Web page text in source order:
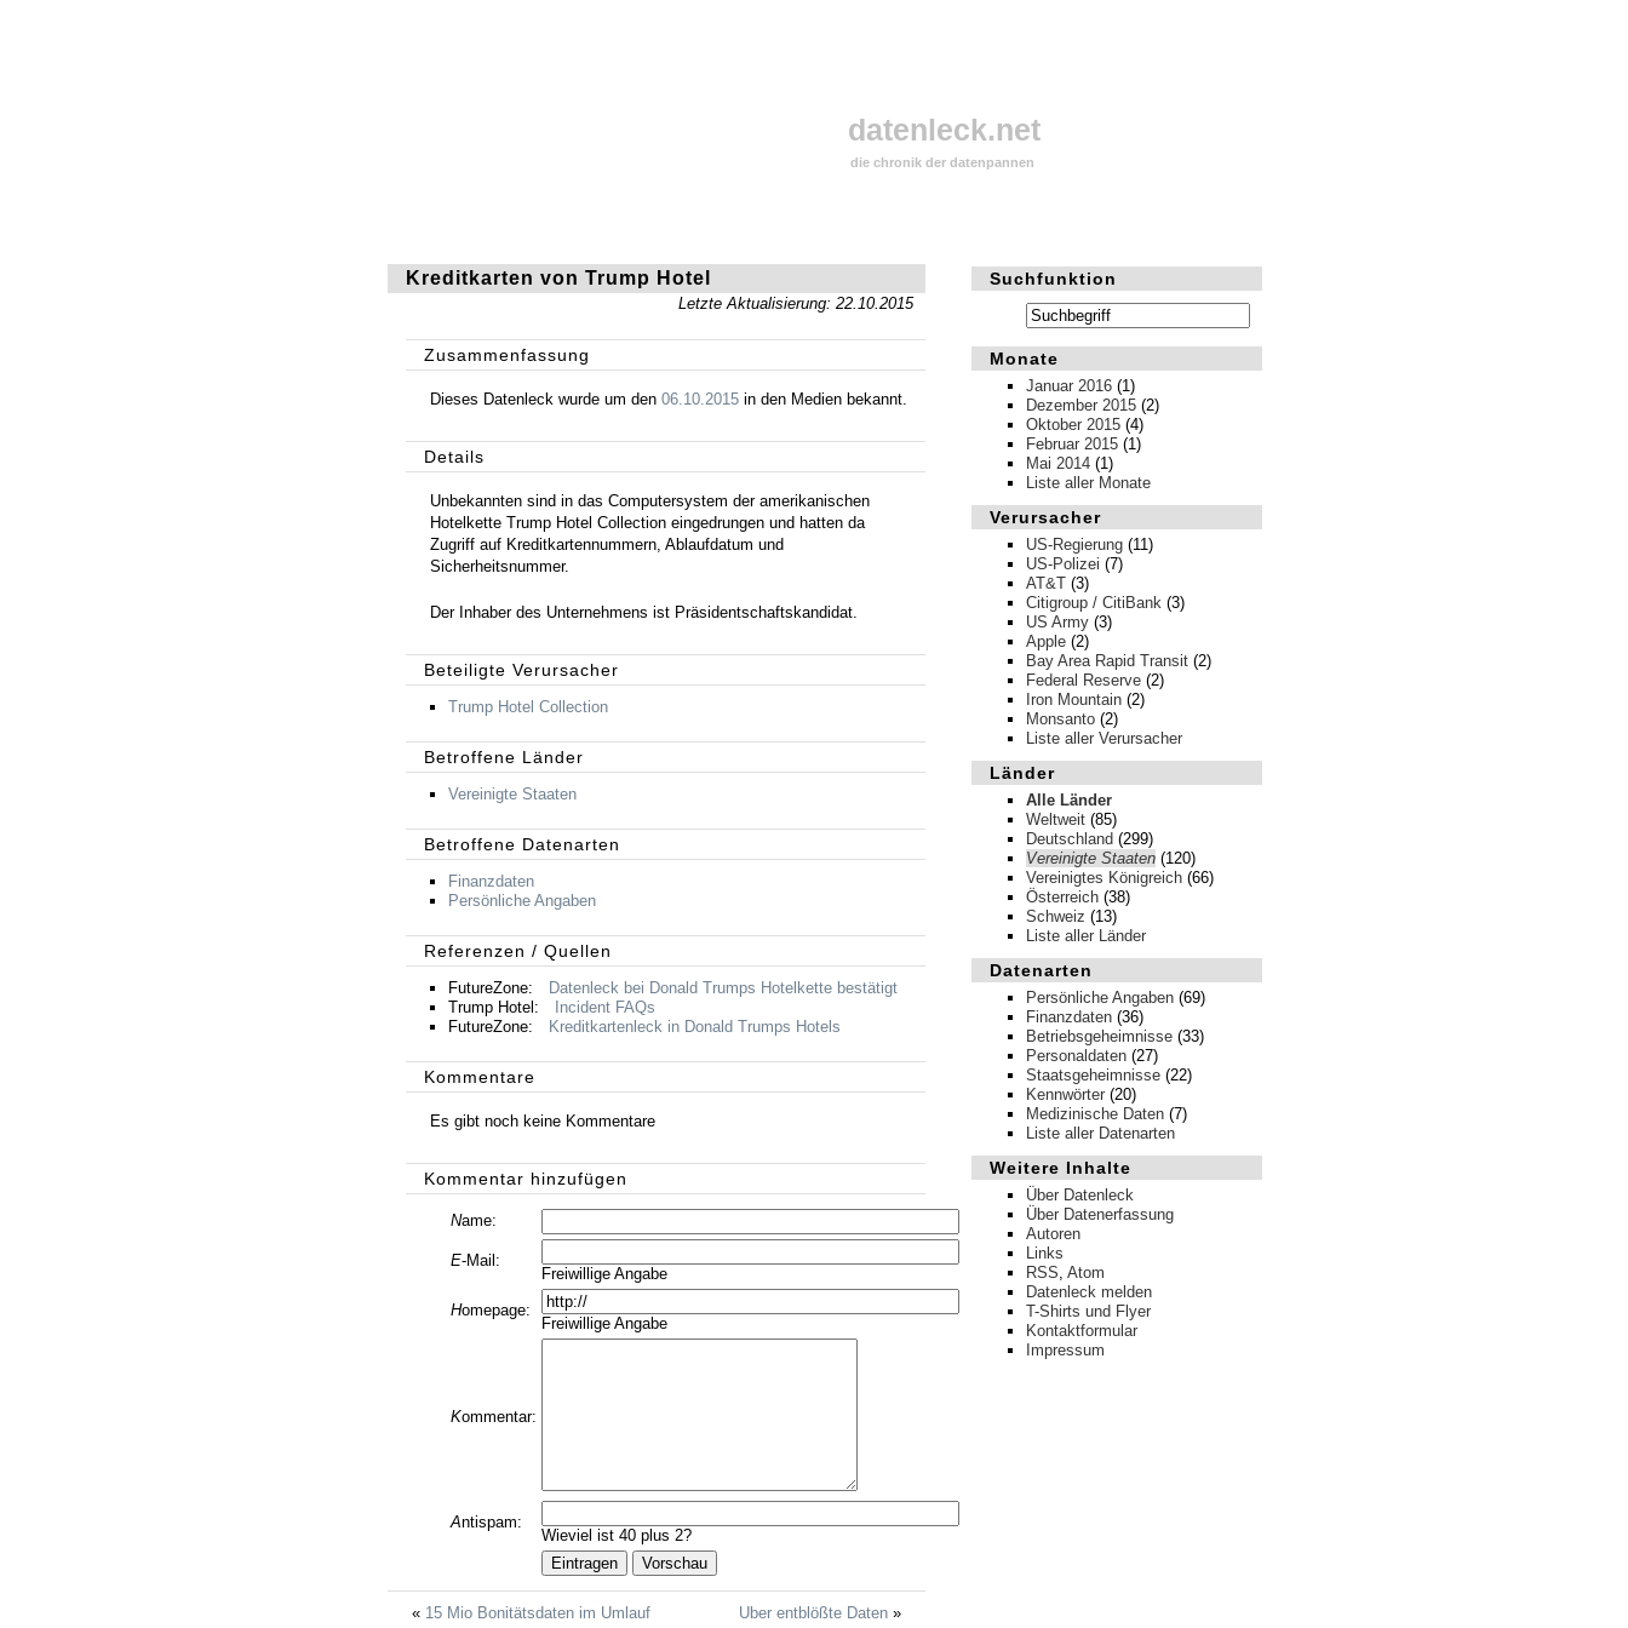
datenleck.net
die chronik der datenpannen
Suchfunktion
Monate
Januar 2016 (1)
Dezember 2015 (2)
Oktober 2015 (4)
Februar 2015 (1)
Mai 2014 (1)
Liste aller Monate
Verursacher
US-Regierung (11)
US-Polizei (7)
AT&T (3)
Citigroup / CitiBank (3)
US Army (3)
Apple (2)
Bay Area Rapid Transit (2)
Federal Reserve (2)
Iron Mountain (2)
Monsanto (2)
Liste aller Verursacher
Länder
Alle Länder
Weltweit (85)
Deutschland (299)
Vereinigte Staaten (120)
Vereinigtes Königreich (66)
Österreich (38)
Schweiz (13)
Liste aller Länder
Datenarten
Persönliche Angaben (69)
Finanzdaten (36)
Betriebsgeheimnisse (33)
Personaldaten (27)
Staatsgeheimnisse (22)
Kennwörter (20)
Medizinische Daten (7)
Liste aller Datenarten
Weitere Inhalte
Über Datenleck
Über Datenerfassung
Autoren
Links
RSS, Atom
Datenleck melden
T-Shirts und Flyer
Kontaktformular
Impressum
Kreditkarten von Trump Hotel
Letzte Aktualisierung: 22.10.2015
Zusammenfassung
Dieses Datenleck wurde um den 06.10.2015in den Medien bekannt.
Details
Unbekannten sind in das Computersystem der amerikanischen
Hotelkette Trump Hotel Collection eingedrungen und hatten da
Zugriff auf Kreditkartennummern, Ablaufdatum und
Sicherheitsnummer.
Der Inhaber des Unternehmens ist Präsidentschaftskandidat.
Beteiligte Verursacher
Trump Hotel Collection
Betroffene Länder
Vereinigte Staaten
Betroffene Datenarten
Finanzdaten
Persönliche Angaben
Referenzen / Quellen
FutureZone:
Datenleck bei Donald Trumps Hotelkette bestätigt
Trump Hotel:
Incident FAQs
FutureZone:
Kreditkartenleck in Donald Trumps Hotels
Kommentare
Es gibt noch keine Kommentare
Kommentar hinzufügen
Name:
E-Mail:
Freiwillige Angabe
Homepage:
Freiwillige Angabe
Kommentar:
Antispam:
Wieviel ist 40 plus 2?
Uber entblößte Daten
15 Mio Bonitätsdaten im Umlauf